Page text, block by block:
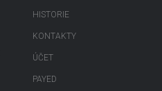
HISTORIE
KONTAKTY
ÚČET
PAYED